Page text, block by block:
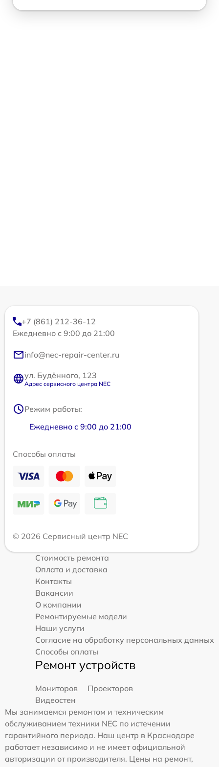
+7 (861) 212-36-12
Ежедневно с 9:00 до 21:00
info@nec-repair-center.ru
ул. Будённого, 123
Адрес сервисного центра NEC
Режим работы:
Ежедневно с 9:00 до 21:00
Способы оплаты
© 2026 Сервисный центр NEC
Стоимость ремонта
Оплата и доставка
Контакты
Вакансии
О компании
Ремонтируемые модели
Наши услуги
Согласие на обработку персональных данных
Способы оплаты
Ремонт устройств
Мониторов
Проекторов
Видеостен
Мы занимаемся ремонтом и техническим
обслуживанием техники NEC по истечении
гарантийного периода. Наш центр в Краснодаре
работает независимо и не имеет официальной
авторизации от производителя. Цены на ремонт,